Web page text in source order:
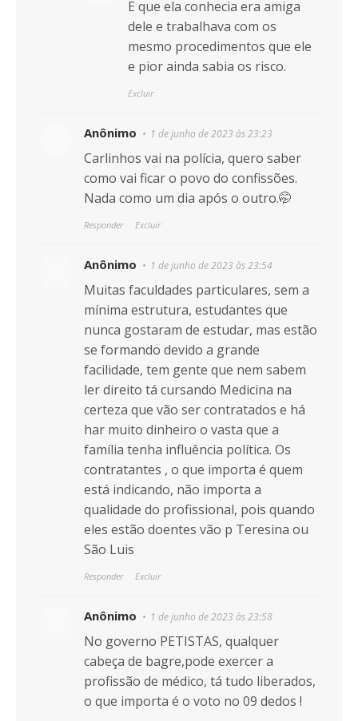
E que ela conhecia era amiga
dele e trabalhava com os
mesmo procedimentos que ele
e pior ainda sabia os risco.
Excluir
Anônimo 1 de junho de 2023 às 23:23
Carlinhos vai na polícia, quero saber
como vai ficar o povo do confissões.
Nada como um dia após o outro.🤭
Responder Excluir
Anônimo 1 de junho de 2023 às 23:54
Muitas faculdades particulares, sem a
mínima estrutura, estudantes que
nunca gostaram de estudar, mas estão
se formando devido a grande
facilidade, tem gente que nem sabem
ler direito tá cursando Medicina na
certeza que vão ser contratados e há
har muito dinheiro o vasta que a
família tenha influência política. Os
contratantes , o que importa é quem
está indicando, não importa a
qualidade do profissional, pois quando
eles estão doentes vão p Teresina ou
São Luis
Responder Excluir
Anônimo 1 de junho de 2023 às 23:58
No governo PETISTAS, qualquer
cabeça de bagre,pode exercer a
profissão de médico, tá tudo liberados,
o que importa é o voto no 09 dedos !